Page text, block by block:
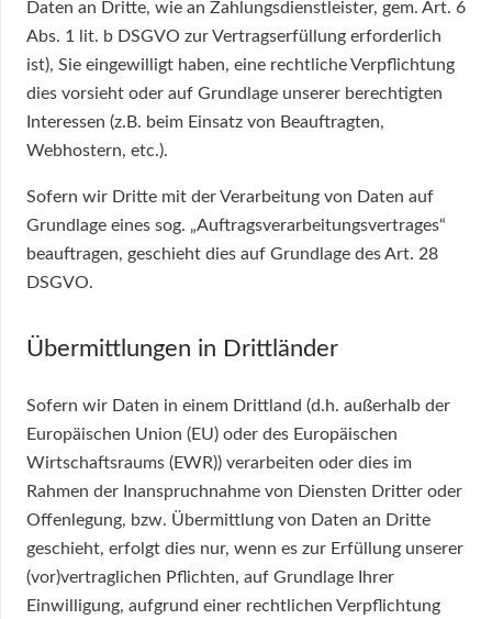
Daten an Dritte, wie an Zahlungsdienstleister, gem. Art. 6
Abs. 1 lit. b DSGVO zur Vertragserfüllung erforderlich
ist), Sie eingewilligt haben, eine rechtliche Verpflichtung
dies vorsieht oder auf Grundlage unserer berechtigten
Interessen (z.B. beim Einsatz von Beauftragten,
Webhostern, etc.).
Sofern wir Dritte mit der Verarbeitung von Daten auf
Grundlage eines sog. „Auftragsverarbeitungsvertrages“
beauftragen, geschieht dies auf Grundlage des Art. 28
DSGVO.
Übermittlungen in Drittländer
Sofern wir Daten in einem Drittland (d.h. außerhalb der
Europäischen Union (EU) oder des Europäischen
Wirtschaftsraums (EWR)) verarbeiten oder dies im
Rahmen der Inanspruchnahme von Diensten Dritter oder
Offenlegung, bzw. Übermittlung von Daten an Dritte
geschieht, erfolgt dies nur, wenn es zur Erfüllung unserer
(vor)vertraglichen Pflichten, auf Grundlage Ihrer
Einwilligung, aufgrund einer rechtlichen Verpflichtung